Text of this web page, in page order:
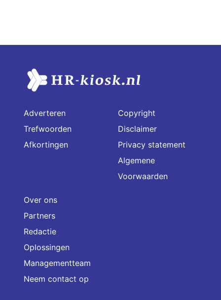
Adverteren
Trefwoorden
Afkortingen
Copyright
Disclaimer
Privacy statement
Algemene
Voorwaarden
Over ons
Partners
Redactie
Oplossingen
Managementteam
Neem contact op